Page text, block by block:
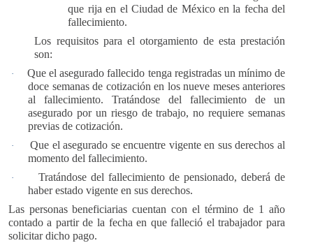
que rija en el Ciudad de México en la fecha del
fallecimiento.
Los requisitos para el otorgamiento de esta prestación
son:
·
Que el asegurado fallecido tenga registradas un mínimo de
doce semanas de cotización en los nueve meses anteriores
al fallecimiento. Tratándose del fallecimiento de un
asegurado por un riesgo de trabajo, no requiere semanas
previas de cotización.
·
Que el asegurado se encuentre vigente en sus derechos al
momento del fallecimiento.
·
Tratándose del fallecimiento de pensionado, deberá de
haber estado vigente en sus derechos.
Las personas beneficiarias cuentan con el término de 1 año
contado a partir de la fecha en que falleció el trabajador para
solicitar dicho pago.